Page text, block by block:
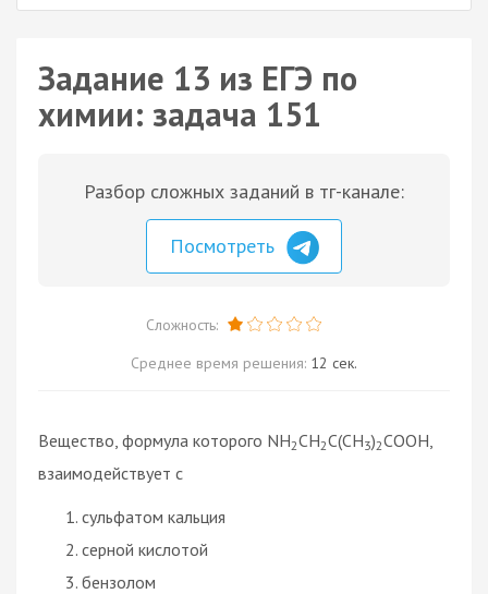
Задание 13 из ЕГЭ по
химии: задача 151
Разбор сложных заданий в тг-канале:
Посмотреть
Сложность:
Среднее время решения: 12 сек.
Вещество, формула которого NH2CH2C(CH3)2COOH,
взаимодействует с
сульфатом кальция
серной кислотой
бензолом